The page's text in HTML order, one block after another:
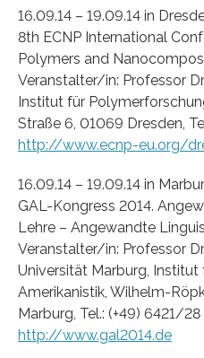
16.09.14 – 19.09.14 in
8th ECNP International
Polymers and
Veranstalter/in: Professor
Institut für
Straße 6, 01069 Dresden,
http://www.ecnp-eu.org/
16.09.14 – 19.09.14 in
GAL-Kongress 2014.
Lehre – Angewandte
Veranstalter/in: Professor
Universität Marburg, Institut
Amerikanistik, Wilhelm-
Marburg, Tel.: (+49) 6421/
http://www.gal2014.de